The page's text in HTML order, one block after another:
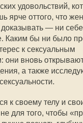
удовольствий,
ярче оттого, что
— ни
Каким бы ни было
к сексуальным
они вновь
а также
к своему телу и
для того, чтобы